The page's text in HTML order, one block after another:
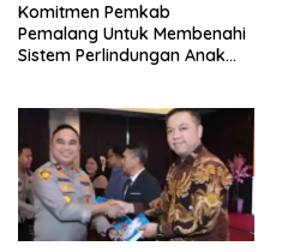
Komitmen Pemkab
Pemalang Untuk Membenahi
Sistem Perlindungan Anak